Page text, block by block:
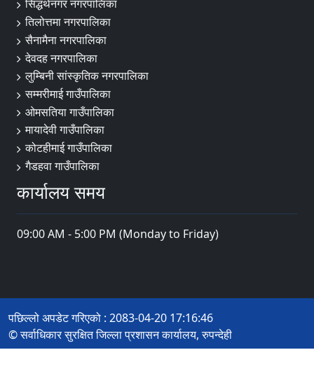
सिद्धर्थनगर नगरपालिका
तिलोत्तमा नगरपालिका
सैनामैना नगरपालिका
देवदह नगरपालिका
लुम्बिनी सांस्कृतिक नगरपालिका
सम्मरीमाई गाउँपालिका
ओमसतिया गाउँपालिका
मायादेवी गाउँपालिका
कोटहीमाई गाउँपालिका
गैडहवा गाउँपालिका
कार्यालय समय
09:00 AM - 5:00 PM (Monday to Friday)
पछिल्लो अपडेट गरिएको : 2083-04-20 17:16:46
© सर्वाधिकार सुरक्षित जिल्ला प्रशासन कार्यालय, रुपन्देही